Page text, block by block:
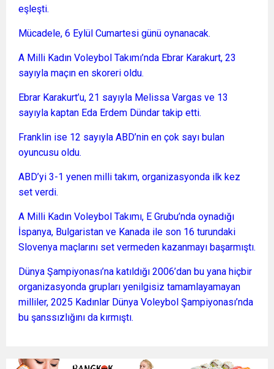
eşleşti.
Mücadele, 6 Eylül Cumartesi günü oynanacak.
A Milli Kadın Voleybol Takımı’nda Ebrar Karakurt, 23
sayıyla maçın en skoreri oldu.
Ebrar Karakurt’u, 21 sayıyla Melissa Vargas ve 13
sayıyla kaptan Eda Erdem Dündar takip etti.
Franklin ise 12 sayıyla ABD’nin en çok sayı bulan
oyuncusu oldu.
ABD’yi 3-1 yenen milli takım, organizasyonda ilk kez
set verdi.
A Milli Kadın Voleybol Takımı, E Grubu’nda oynadığı
İspanya, Bulgaristan ve Kanada ile son 16 turundaki
Slovenya maçlarını set vermeden kazanmayı başarmıştı.
Dünya Şampiyonası’na katıldığı 2006’dan bu yana hiçbir
organizasyonda grupları yenilgisiz tamamlayamayan
milliler, 2025 Kadınlar Dünya Voleybol Şampiyonası’nda
bu şanssızlığını da kırmıştı.